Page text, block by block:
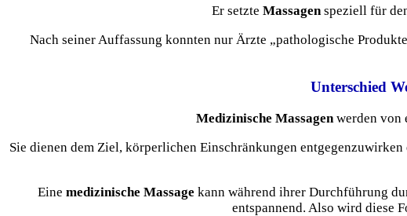
Er setzte Massagenspeziell für
Nach seiner Auffassung konnten nur Ärzte „pathologische
Unterschied
Medizinische Massagenwerden von
Sie dienen dem Ziel, körperlichen Einschränkungen
Eine medizinische Massage kann während ihrer Durchführung
entspannend. Also wird diese